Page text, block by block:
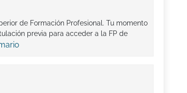
de Formación Profesional. Tu momento
previa para acceder a la FP de